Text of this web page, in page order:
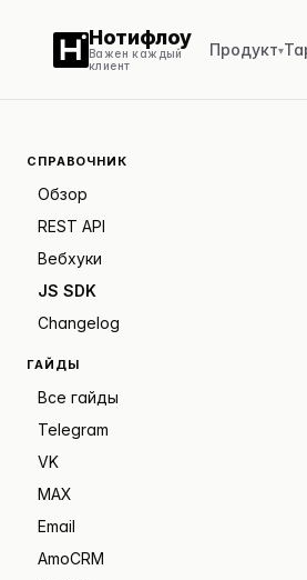
Нотифлоу
Важен каждый
клиент
Продукт▾
СПРАВОЧНИК
Обзор
REST API
Вебхуки
JS SDK
Changelog
ГАЙДЫ
Все гайды
Telegram
VK
MAX
Email
AmoCRM